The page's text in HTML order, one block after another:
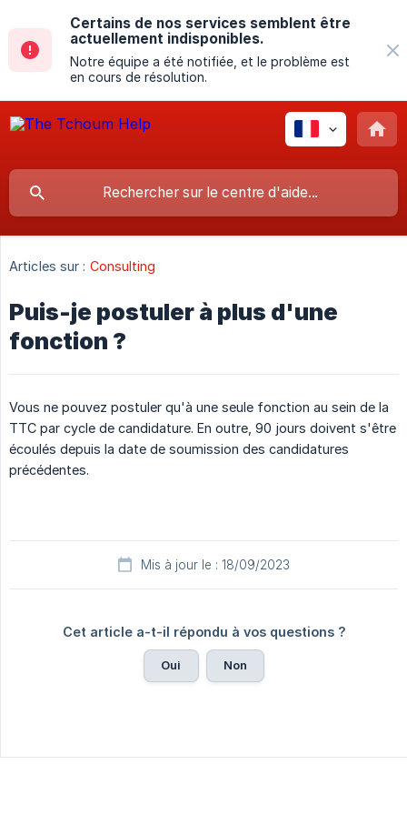
Certains de nos services semblent être
actuellement indisponibles.
Notre équipe a été notifiée, et le problème est
en cours de résolution.
Articles sur : Consulting
Puis-je postuler à plus d'une
fonction ?
Vous ne pouvez postuler qu'à une seule fonction au sein de la
TTC par cycle de candidature. En outre, 90 jours doivent s'être
écoulés depuis la date de soumission des candidatures
précédentes.
Mis à jour le : 18/09/2023
Cet article a-t-il répondu à vos questions ?
Oui Non